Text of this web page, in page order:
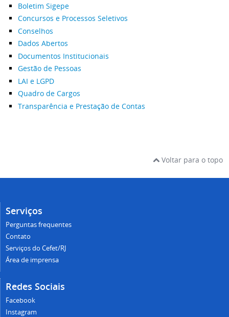
Boletim Sigepe
Concursos e Processos Seletivos
Conselhos
Dados Abertos
Documentos Institucionais
Gestão de Pessoas
LAI e LGPD
Quadro de Cargos
Transparência e Prestação de Contas
Voltar para o topo
Serviços
Perguntas frequentes
Contato
Serviços do Cefet/RJ
Área de imprensa
Redes Sociais
Facebook
Instagram